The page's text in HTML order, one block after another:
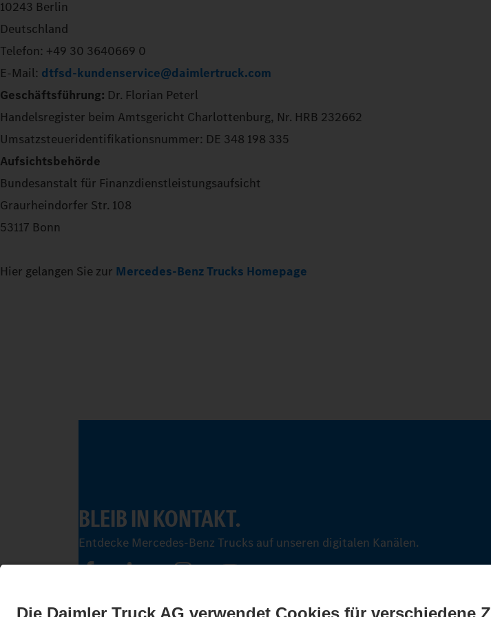
10243 Berlin
Deutschland
Telefon: +49 30 3640669 0
E-Mail: dtfsd-kundenservice@daimlertruck.com
Geschäftsführung: Dr. Florian Peterl
Handelsregister beim Amtsgericht Charlottenburg, Nr. HRB 232662
Umsatzsteueridentifikationsnummer: DE 348 198 335
Aufsichtsbehörde
Bundesanstalt für Finanzdienstleistungsaufsicht
Graurheindorfer Str. 108
53117 Bonn
Hier gelangen Sie zur Mercedes-Benz Trucks Homepage
BLEIB IN KONTAKT.
Entdecke Mercedes-Benz Trucks auf unseren digitalen Kanälen.